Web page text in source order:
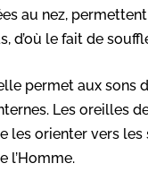
au nez,
d’où le fait de
permet aux sons
Les oreilles
orienter vers les
l’Homme.